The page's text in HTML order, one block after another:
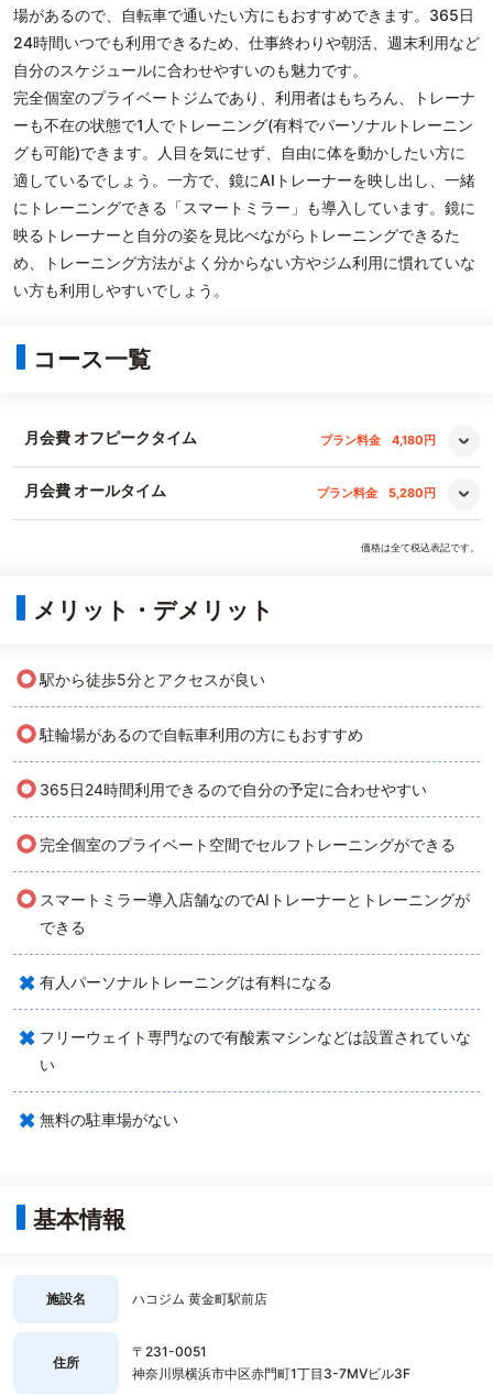
場があるので、自転車で通いたい方にもおすすめできます。365日
24時間いつでも利用できるため、仕事終わりや朝活、週末利用など
自分のスケジュールに合わせやすいのも魅力です。
完全個室のプライベートジムであり、利用者はもちろん、トレーナ
ーも不在の状態で1人でトレーニング(有料でパーソナルトレーニン
グも可能)できます。人目を気にせず、自由に体を動かしたい方に
適しているでしょう。一方で、鏡にAIトレーナーを映し出し、一緒
にトレーニングできる「スマートミラー」も導入しています。鏡に
映るトレーナーと自分の姿を見比べながらトレーニングできるた
め、トレーニング方法がよく分からない方やジム利用に慣れていな
い方も利用しやすいでしょう。
コース一覧
月会費 オフピークタイム プラン料金 4,180円
月会費 オールタイム プラン料金 5,280円
価格は全て税込表記です。
メリット・デメリット
○駅から徒歩5分とアクセスが良い
○駐輪場があるので自転車利用の方にもおすすめ
○ 365日24時間利用できるので自分の予定に合わせやすい
○ 完全個室のプライベート空間でセルフトレーニングができる
○ スマートミラー導入店舗なのでAIトレーナーとトレーニングが
できる
× 有人パーソナルトレーニングは有料になる
× フリーウェイト専門なので有酸素マシンなどは設置されていな
い
× 無料の駐車場がない
基本情報
施設名 ハコジム 黄金町駅前店
住所
〒231-0051
神奈川県横浜市中区赤門町1丁目3-7MVビル3F